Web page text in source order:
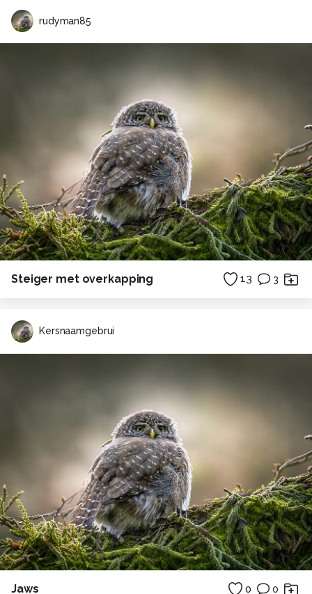
rudyman85
Steiger met overkapping 13 3
Kersnaamgebrui
Jaws 0 0